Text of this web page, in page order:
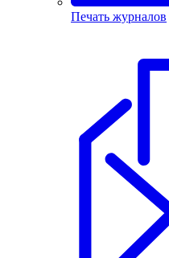
Печать журналов